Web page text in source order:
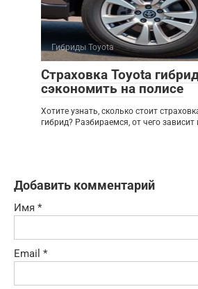
Гибриды Toyota
Страховка Toyota
сэкономить на полисе
Хотите узнать, сколько стоит
гибрид? Разбираемся, от чего зависит
Добавить комментарий
Имя *
Email *